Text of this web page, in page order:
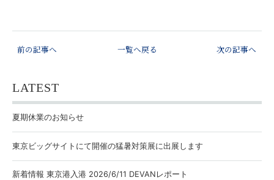
前の記事へ 次の記事へ
一覧へ戻る
LATEST
夏期休業のお知らせ
東京ビッグサイトにて開催の猛暑対策展に出展します
新着情報 東京港入港 2026/6/11 DEVANレポート